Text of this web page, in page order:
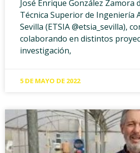
José Enrique González Zamora
Técnica Superior de Ingeniería
Sevilla (ETSIA @etsia_sevilla),
colaborando en distintos
investigación,
5 DE MAYO DE 2022